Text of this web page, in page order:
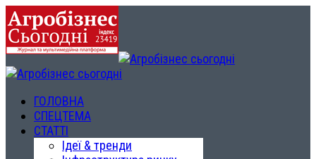
ГОЛОВНА
СПЕЦТЕМА
СТАТТІ
Ідеї & тренди